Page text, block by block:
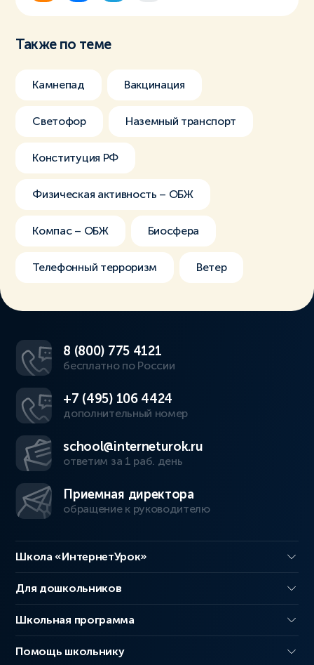
Также по теме
Камнепад Вакцинация
Светофор Наземный транспорт
Конституция РФ
Физическая активность – ОБЖ
Компас – ОБЖ Биосфера
Телефонный терроризм Ветер
8 (800) 775 4121
бесплатно по России
+7 (495) 106 4424
дополнительный номер
school@interneturok.ru
ответим за 1 раб. день
Приемная директора
обращение к руководителю
Школа «ИнтернетУрок»
Для дошкольников
Школьная программа
Помощь школьнику